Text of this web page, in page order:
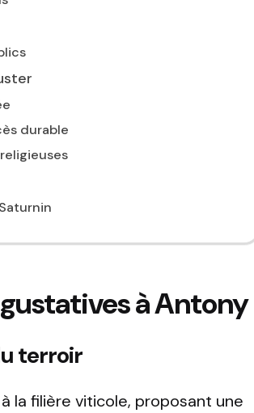
durable
à Antony
terroir
la filière viticole, proposant une